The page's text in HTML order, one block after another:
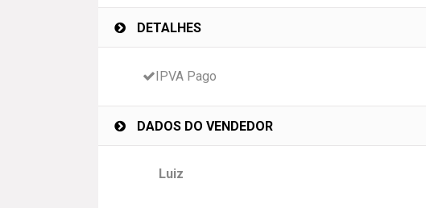
DETALHES
IPVA Pago
DADOS DO VENDEDOR
Luiz